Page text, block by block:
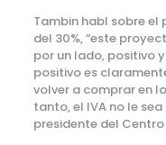
Tambin habl sobre
del 30%, “este
por un lado, positivo
positivo es
volver a comprar en
tanto, el IVA no le
presidente del